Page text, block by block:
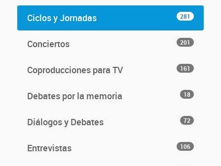
Ciclos y Jornadas 281
Conciertos 201
Coproducciones para TV 161
Debates por la memoria 18
Diálogos y Debates 72
Entrevistas 106